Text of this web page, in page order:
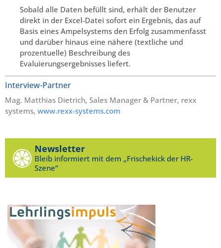
Sobald alle Daten befüllt sind, erhält der Benutzer
direkt in der Excel-Datei sofort ein Ergebnis, das auf
Basis eines Ampelsystems den Erfolg zusammenfasst
und darüber hinaus eine nähere (textliche und
prozentuelle) Beschreibung des
Evaluierungsergebnisses liefert.
Interview-Partner
Mag. Matthias Dietrich, Sales Manager & Partner, rexx
systems, www.rexx-systems.com
Newsletter
Bleib informiert mit dem „Frischekick der HR-
Szene“